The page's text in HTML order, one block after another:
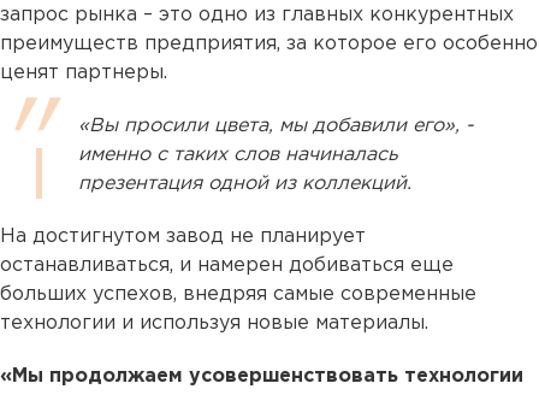
запрос рынка – это одно из главных конкурентных
преимуществ предприятия, за которое его особенно
ценят партнеры.
«Вы просили цвета, мы добавили его», -
именно с таких слов начиналась
презентация одной из коллекций.
На достигнутом завод не планирует
останавливаться, и намерен добиваться еще
больших успехов, внедряя самые современные
технологии и используя новые материалы.
«Мы продолжаем усовершенствовать технологии